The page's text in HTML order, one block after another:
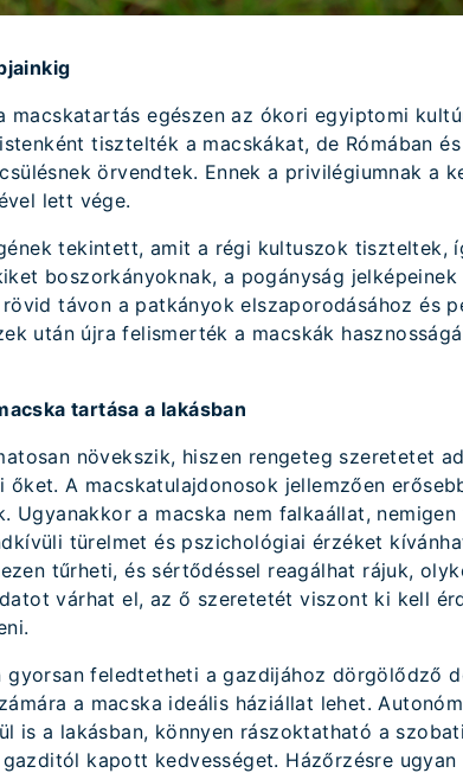
macskatartás egészen az ókori egyiptomi
tisztelték a macskákat, de Rómában
örvendtek. Ennek a privilégiumnak a
lett vége.
tekintett, amit a régi kultuszok tiszteltek,
boszorkányoknak, a pogányság
távon a patkányok elszaporodásához és
után újra felismerték a macskák
tartása a lakásban
növekszik, hiszen rengeteg szeretetet
őket. A macskatulajdonosok jellemzően
Ugyanakkor a macska nem falkaállat, nemigen
türelmet és pszichológiai érzéket
tűrheti, és sértődéssel reagálhat rájuk,
várhat el, az ő szeretetét viszont ki kell
gyorsan feledtetheti a gazdijához dörgölődző
a macska ideális háziállat lehet.
is a lakásban, könnyen rászoktatható a
kapott kedvességet. Házőrzésre ugyan